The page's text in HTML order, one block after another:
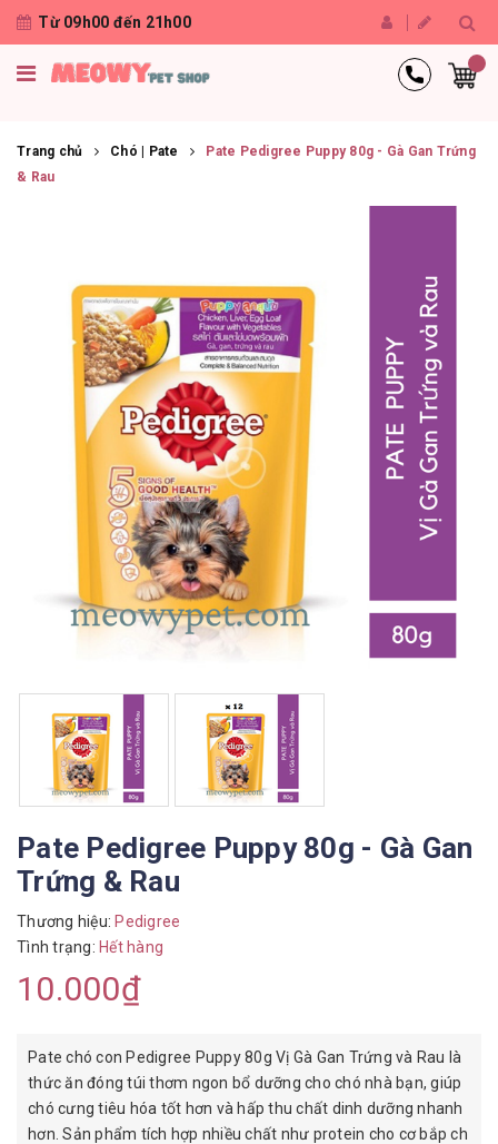
Từ 09h00 đến 21h00
Trang chủ Chó | Pate
Pate Pedigree Puppy 80g - Gà Gan Trứng
& Rau
Pate Pedigree Puppy 80g - Gà Gan
Trứng & Rau
Thương hiệu: Pedigree
Tình trạng: Hết hàng
10.000₫
Pate chó con Pedigree Puppy 80g Vị Gà Gan Trứng và Rau là
thức ăn đóng túi thơm ngon bổ dưỡng cho chó nhà bạn, giúp
chó cưng tiêu hóa tốt hơn và hấp thu chất dinh dưỡng nhanh
hơn. Sản phẩm tích hợp nhiều chất như protein cho cơ bắp ch